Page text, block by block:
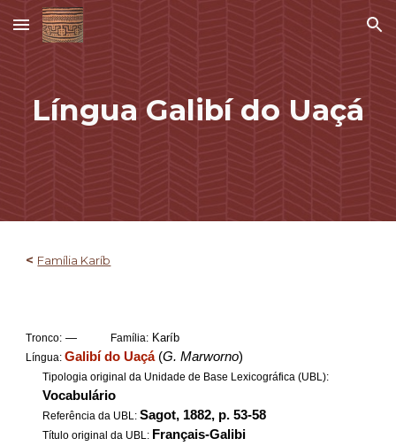
Skip to main content Skip to navigation
Língua Galibí do Uaçá
< Família Karíb
Tronco: — Família: Karíb
Língua:Galibí do Uaçá(G. Marworno)
Tipologia original da Unidade de Base Lexicográfica (UBL):
Vocabulário
Referência da UBL:Sagot, 1882, p. 53-58
Título original da UBL: Français-Galibi